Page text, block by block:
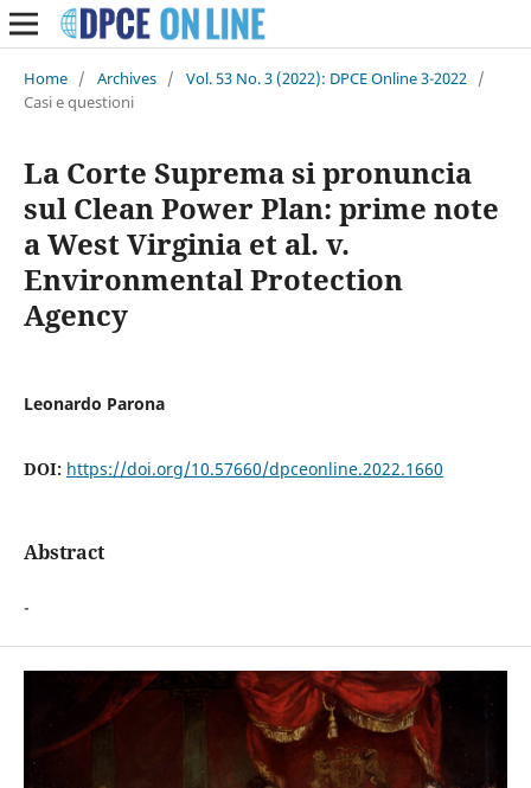
Home / Archives / Vol. 53 No. 3 (2022): DPCE Online 3-2022 /
Casi e questioni
La Corte Suprema si pronuncia
sul Clean Power Plan: prime note
a West Virginia et al. v.
Environmental Protection
Agency
Leonardo Parona
DOI: https://doi.org/10.57660/dpceonline.2022.1660
Abstract
-